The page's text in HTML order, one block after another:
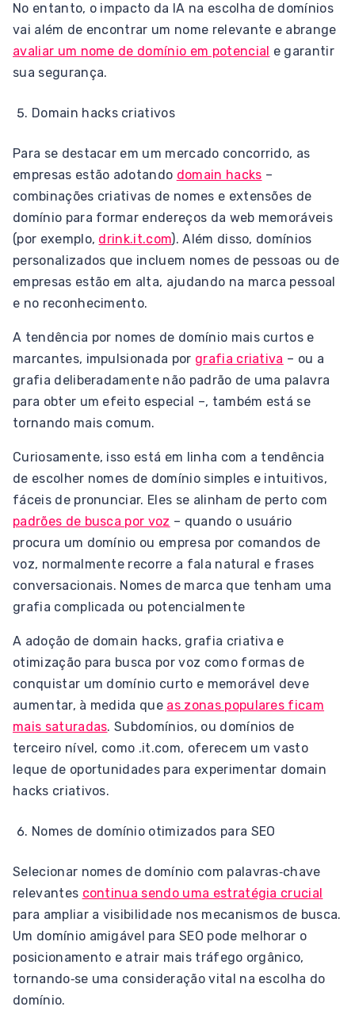
No entanto, o impacto da IA na escolha de domínios
vai além de encontrar um nome relevante e abrange
avaliar um nome de domínio em potencial e garantir
sua segurança.
Domain hacks criativos
Para se destacar em um mercado concorrido, as
empresas estão adotando domain hacks –
combinações criativas de nomes e extensões de
domínio para formar endereços da web memoráveis
(por exemplo, drink.it.com). Além disso, domínios
personalizados que incluem nomes de pessoas ou de
empresas estão em alta, ajudando na marca pessoal
e no reconhecimento.
A tendência por nomes de domínio mais curtos e
marcantes, impulsionada por grafia criativa – ou a
grafia deliberadamente não padrão de uma palavra
para obter um efeito especial –, também está se
tornando mais comum.
Curiosamente, isso está em linha com a tendência
de escolher nomes de domínio simples e intuitivos,
fáceis de pronunciar. Eles se alinham de perto com
padrões de busca por voz – quando o usuário
procura um domínio ou empresa por comandos de
voz, normalmente recorre a fala natural e frases
conversacionais. Nomes de marca que tenham uma
grafia complicada ou potencialmente
A adoção de domain hacks, grafia criativa e
otimização para busca por voz como formas de
conquistar um domínio curto e memorável deve
aumentar, à medida que as zonas populares ficam
mais saturadas. Subdomínios, ou domínios de
terceiro nível, como .it.com, oferecem um vasto
leque de oportunidades para experimentar domain
hacks criativos.
Nomes de domínio otimizados para SEO
Selecionar nomes de domínio com palavras‑chave
relevantes continua sendo uma estratégia crucial
para ampliar a visibilidade nos mecanismos de busca.
Um domínio amigável para SEO pode melhorar o
posicionamento e atrair mais tráfego orgânico,
tornando‑se uma consideração vital na escolha do
domínio.